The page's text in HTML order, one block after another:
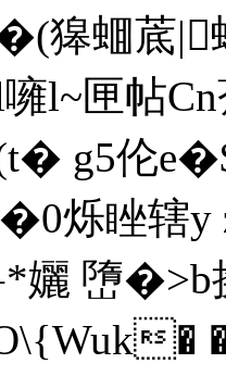
獆蜖菧
噰l~匣帖
g5伦e�$
烁睉辖
孋 嶞�>b
�